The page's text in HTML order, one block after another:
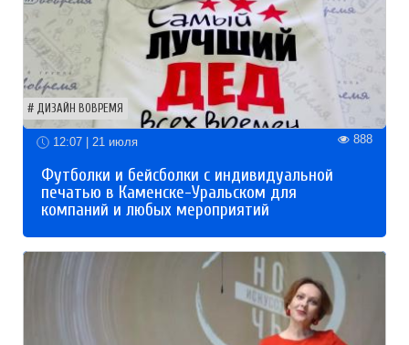
ДИЗАЙН ВОВРЕМЯ
12:07 | 21 июля 888
Футболки и бейсболки с индивидуальной
печатью в Каменске-Уральском для
компаний и любых мероприятий